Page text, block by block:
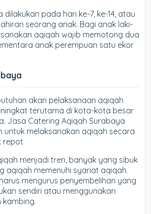
pada hari ke-7, ke-14, atau
seorang anak. Bagi anak laki-
aqiqah wajib memotong dua
anak perempuan satu ekor
akan pelaksanaan aqiqah
terutama di kota-kota besar
Jasa Catering Aqiqah Surabaya
untuk melaksanakan aqiqah secara
repot.
menjadi tren, banyak yang sibuk
aqiqah memenuhi syariat aqiqah.
mengurus penyembelihan yang
sendiri atau menggunakan
kambing.